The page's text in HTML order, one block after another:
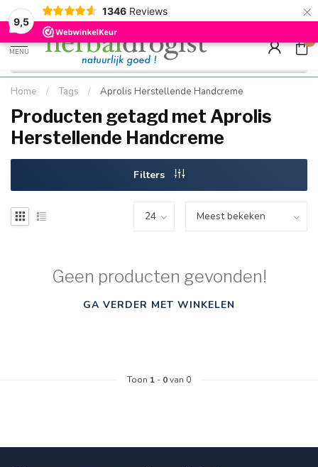
9,5
1346 Reviews ×
Kostenloser DE-Versand ab Mindestbestellwert |
Schnell geliefert
Minimum
Hızlı
MENU
0
Home / Tags / Aprolis Herstellende Handcreme
Producten getagd met Aprolis
Herstellende Handcreme
Filters
Geen producten gevonden!
GA VERDER MET WINKELEN
Toon 1 - 0van 0